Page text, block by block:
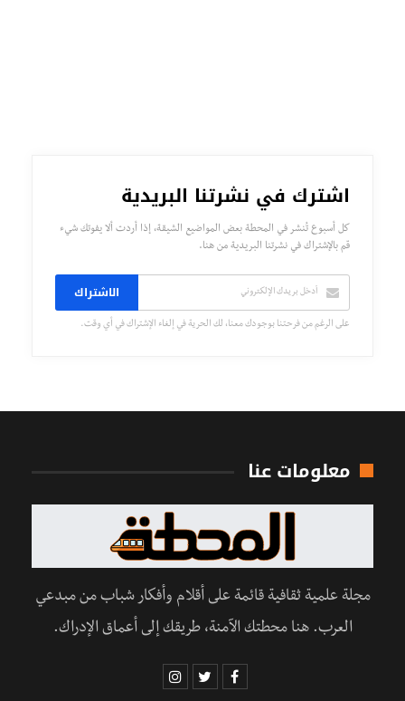
اشترك في نشرتنا البريدية
كل أسبوع تُنشر في المحطة بعض المواضيع الشيقة، إذا أردت ألا يفوتك شيء
قم بالإشتراك في نشرتنا البريدية من هنا.
الاشتراك
على الرغم من فرحتنا بوجودك معنا، لك الحرية في إلغاء الإشتراك في أي وقت.
معلومات عنا
مجلة علمية ثقافية قائمة على أقلام وأفكار شباب من مبدعي
العرب. هنا محطتك الآمنة، طريقك إلى أعماق الإدراك.